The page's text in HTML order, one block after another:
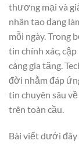
thương mại và
nhân tạo đang
mỗi ngày. Trong
tin chính xác,
càng gia tăng.
đời nhằm đáp
tin chuyên sâu
trên toàn cầu.
Bài viết dưới đây